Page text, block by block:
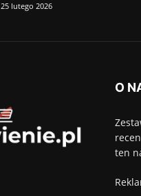
25 lutego 2026
O
ten